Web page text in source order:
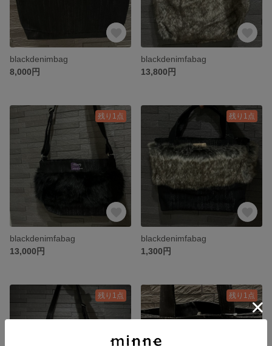
blackdenimbag
8,000円
blackdenimfabag
13,800円
残り1点
blackdenimfabag
13,000円
残り1点
blackdenimfabag
1,300円
残り1点 残り1点